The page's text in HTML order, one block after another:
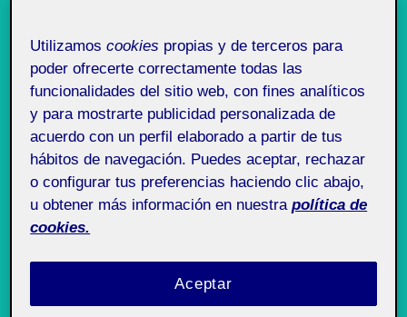
es una novela orientada a un público joven/adulto la
tipografía comunica una seriedad no muy intensa y no
revela mucho (el libro es de misterio).
Parte 2: reconocimiento de la fuente.
Usando la herramientaMatcheratorpara identificar
fuentes de
la fuente exacta o alguna parecida.
Utilizamoscookies propias y de terceros para
poder ofrecerte correctamente todas las
funcionalidades del sitio web, con fines analíticos
y para mostrarte publicidad personalizada de
acuerdo con un perfil elaborado a partir de tus
hábitos de navegación. Puedes aceptar, rechazar
o configurar tus preferencias haciendo clic abajo,
u obtener más información en nuestra política de
cookies.
Aceptar